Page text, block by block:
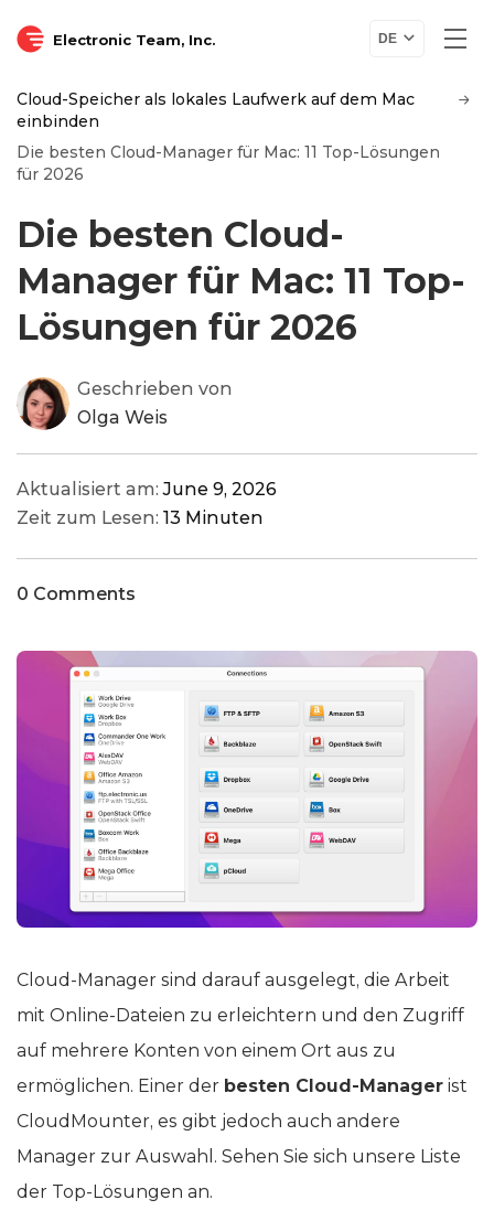
Electronic Team, Inc. DE
Cloud-Speicher als lokales Laufwerk auf dem Mac
einbinden
Die besten Cloud-Manager für Mac: 11 Top-Lösungen
für 2026
Die besten Cloud-
Manager für Mac: 11 Top-
Lösungen für 2026
Geschrieben von
Olga Weis
Aktualisiert am:June 9, 2026
Zeit zum Lesen: 13 Minuten
0 Comments
Cloud-Manager sind darauf ausgelegt, die Arbeit
mit Online-Dateien zu erleichtern und den Zugriff
auf mehrere Konten von einem Ort aus zu
ermöglichen. Einer der besten Cloud-Manager ist
CloudMounter, es gibt jedoch auch andere
Manager zur Auswahl. Sehen Sie sich unsere Liste
der Top-Lösungen an.